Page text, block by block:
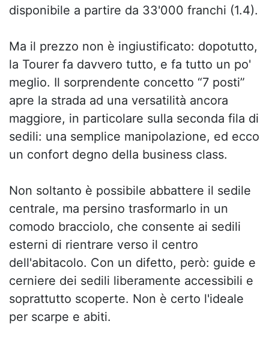
disponibile a partire da 33'000 franchi (1.4).
Ma il prezzo non è ingiustificato: dopotutto,
la Tourer fa davvero tutto, e fa tutto un po'
meglio. Il sorprendente concetto “7 posti”
apre la strada ad una versatilità ancora
maggiore, in particolare sulla seconda fila di
sedili: una semplice manipolazione, ed ecco
un confort degno della business class.
Non soltanto è possibile abbattere il sedile
centrale, ma persino trasformarlo in un
comodo bracciolo, che consente ai sedili
esterni di rientrare verso il centro
dell'abitacolo. Con un difetto, però: guide e
cerniere dei sedili liberamente accessibili e
soprattutto scoperte. Non è certo l'ideale
per scarpe e abiti.